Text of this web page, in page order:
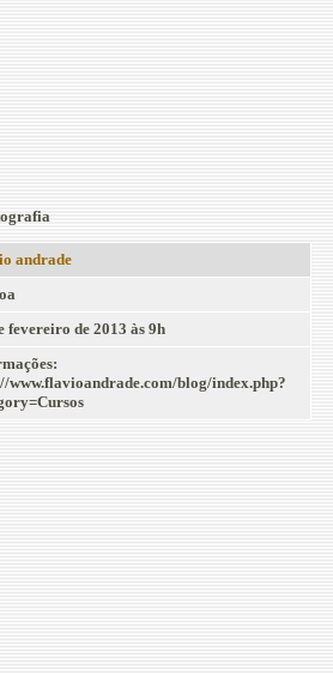
andrade
fevereiro de 2013 às 9h
www.flavioandrade.com/blog/index.php?